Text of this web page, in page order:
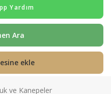
Yardım
Ara
ekle
ve Kanepeler